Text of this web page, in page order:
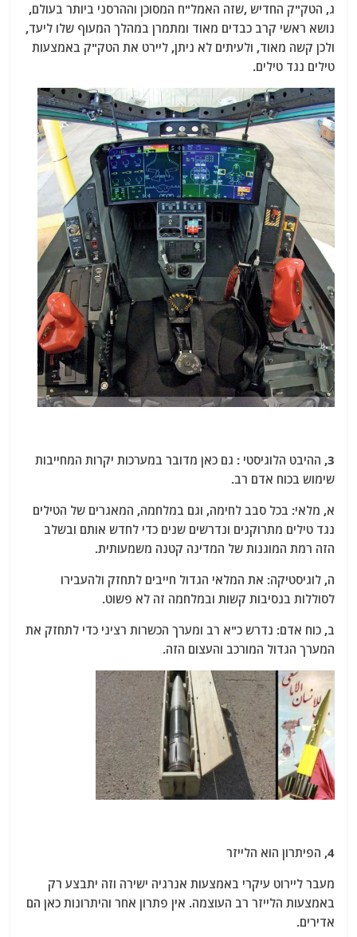
ג, הטק"ק החדיש ,שזה האמל"ח המסוכן וההרסני ביותר בעולם,
נושא ראשי קרב כבדים מאוד ומתמרן במהלך המעוף שלו ליעד,
ולכן קשה מאוד, ולעיתים לא ניתן, ליירט את הטק"ק באמצעות
טילים נגד טילים.
3, ההיבט הלוגיסטי : גם כאן מדובר במערכות יקרות המחייבות
שימוש בכוח אדם רב.
א, מלאי: בכל סבב לחימה, וגם במלחמה, המאגרים של הטילים
נגד טילים מתרוקנים ונדרשים שנים כדי לחדש אותם ובשלב
הזה רמת המוגנות של המדינה קטנה משמעותית.
ה, לוגיסטיקה: את המלאי הגדול חייבים לתחזק ולהעבירו
לסוללות בנסיבות קשות ובמלחמה זה לא פשוט.
ב, כוח אדם: נדרש כ"א רב ומערך הכשרות רציני כדי לתחזק את
המערך הגדול המורכב והעצום הזה.
4, הפיתרון הוא הלייזר
מעבר ליירוט עיקרי באמצעות אנרגיה ישירה וזה יתבצע רק
באמצעות הלייזר רב העוצמה. אין פתרון אחר והיתרונות כאן הם
אדירים.